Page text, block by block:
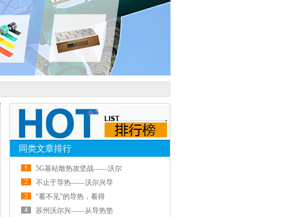
同类文章排行
5G基站散热攻坚战——沃尔
不止于导热——沃尔兴导
“看不见”的导热，看得
苏州沃尔兴——从导热垫